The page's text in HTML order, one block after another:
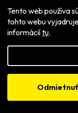
Tento web používa
tohto webu
informáciítu.
€329 bez
€404,67